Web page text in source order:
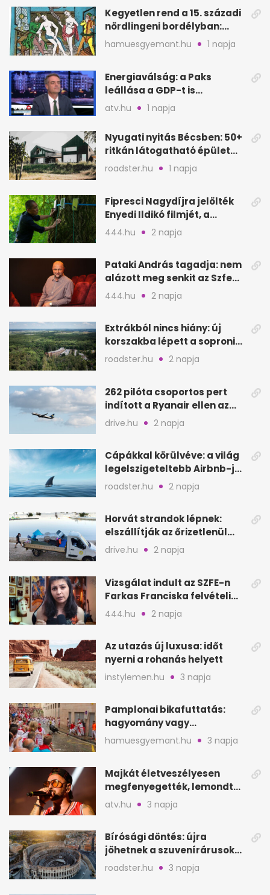
Kegyetlen rend a 15. századi
nördlingeni bordélyban:
verés, éheztetés
hamuesgyemant.hu 1 napja
Energiaválság: a Paks
leállása a GDP-t is
megütheti, int az
Oeconomus
atv.hu 1 napja
Nyugati nyitás Bécsben: 50+
ritkán látogatható épület
nyílik meg
roadster.hu 1 napja
Fipresci Nagydíjra jelölték
Enyedi Ildikó filmjét, a
Csendes barátot
444.hu 2 napja
Pataki András tagadja: nem
alázott meg senkit az Szfe
felvételijén
444.hu 2 napja
Extrákból nincs hiány: új
korszakba lépett a soproni
Fagus Hotel
roadster.hu 2 napja
262 pilóta csoportos pert
indított a Ryanair ellen az
Egyesült Királyságban
drive.hu 2 napja
Cápákkal körülvéve: a világ
legelszigeteltebb Airbnb-je
a nyílt tengeren
roadster.hu 2 napja
Horvát strandok lépnek:
elszállítják az őrizetlenül
hagyott törölközőket
drive.hu 2 napja
Vizsgálat indult az SZFE-n
Farkas Franciska felvételi
videója után
444.hu 2 napja
Az utazás új luxusa: időt
nyerni a rohanás helyett
instylemen.hu 3 napja
Pamplonai bikafuttatás:
hagyomány vagy
értelmetlen vérontás?
hamuesgyemant.hu 3 napja
Majkát életveszélyesen
megfenyegették, lemondta
a sepsiszentgyörgyi
atv.hu 3 napja
Bírósági döntés: újra
jöhetnek a szuvenírárusok
Európa ikonikus helyére
roadster.hu 3 napja